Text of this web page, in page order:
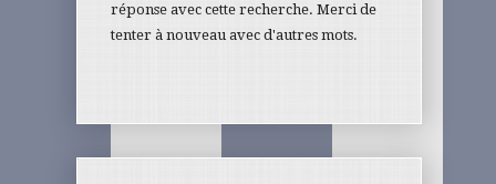
réponse avec cette recherche. Merci de
tenter à nouveau avec d'autres mots.